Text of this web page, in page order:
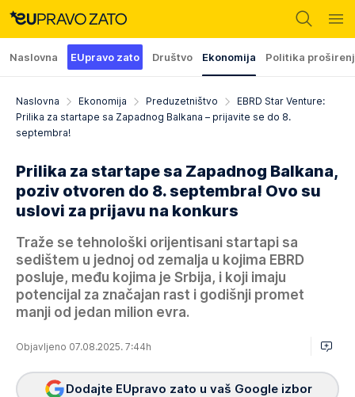
Naslovna EUpravo zato Društvo Ekonomija Politika
Naslovna Ekonomija Preduzetništvo
EBRD Star Venture:
Prilika za startape sa Zapadnog Balkana – prijavite se do 8.
septembra!
Prilika za startape sa Zapadnog Balkana,
poziv otvoren do 8. septembra! Ovo su
uslovi za prijavu na konkurs
Traže se tehnološki orijentisani startapi sa
sedištem u jednoj od zemalja u kojima EBRD
posluje, među kojima je Srbija, i koji imaju
potencijal za značajan rast i godišnji promet
manji od jedan milion evra.
Objavljeno 07.08.2025. 7:44h
Dodajte EUpravo zato u vaš Google izbor